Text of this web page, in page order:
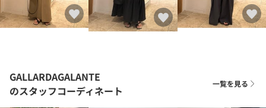
GALLARDAGALANTE
のスタッフコーディネート
一覧を見る